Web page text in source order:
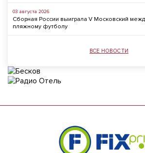
03 августа 2026
Сборная России выиграла V Московский
пляжному футболу
ВСЕ НОВОСТИ